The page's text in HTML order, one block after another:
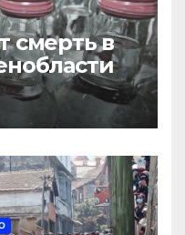
смерть в